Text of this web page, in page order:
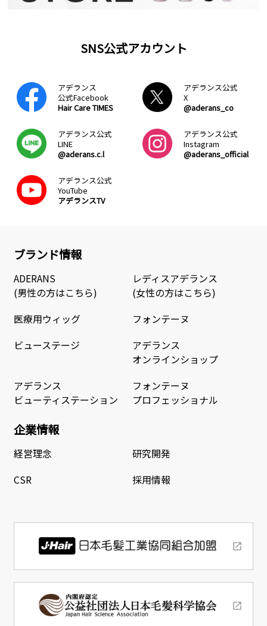
SNS公式アカウント
アデランス
公式Facebook
Hair Care TIMES
アデランス公式
X
@aderans_co
アデランス公式
LINE
@aderans.c.l
アデランス公式
Instagram
@aderans_official
アデランス公式
YouTube
アデランスTV
ブランド情報
ADERANS
(男性の方はこちら)
レディスアデランス
(女性の方はこちら)
医療用ウィッグ
フォンテーヌ
ビューステージ
アデランス
オンラインショップ
アデランス
ビューティステーション
フォンテーヌ
プロフェッショナル
企業情報
経営理念
研究開発
CSR
採用情報